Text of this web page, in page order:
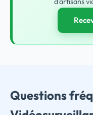
Questions